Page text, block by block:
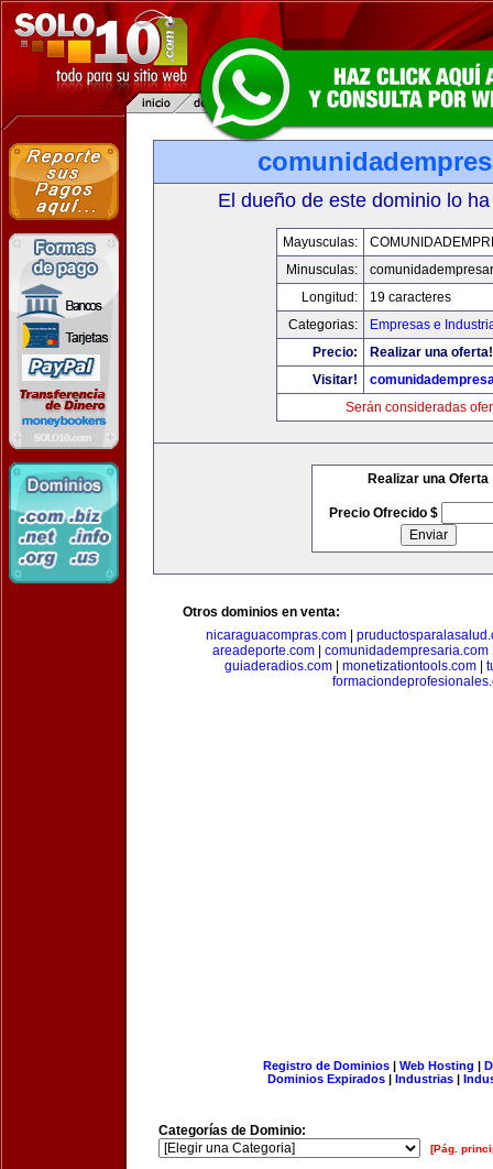
El dueño de este dominio lo
Mayusculas:
Minusculas:
Longitud:
19 caracteres
Categorias:
Empresas e
Precio:
Realizar una oferta!
Visitar!
Serán consideradas
Realizar una Oferta
Precio Ofrecido $
Otros dominios en venta:
nicaraguacompras.com
areadeporte.com| comunidadempresaria.com
guiaderadios.com| monetizationtools.com|
Registro de Dominios| Web Hosting |
Dominios Expirados | Industrias |
Categorías de Dominio:
[Pág.